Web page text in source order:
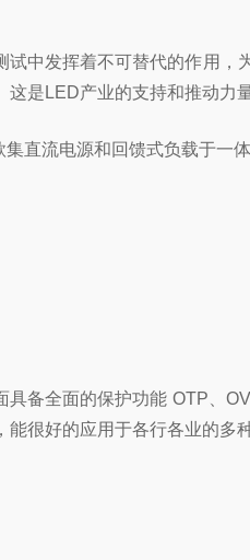
试中发挥着不可替代的作用
这是LED产业的支持和推动力
直流电源和回馈式负载于一
具备全面的保护功能 OTP、
能很好的应用于各行各业的多